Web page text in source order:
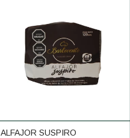
ALFAJOR SUSPIRO